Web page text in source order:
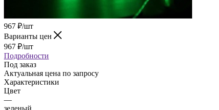
967 ₽/шт
Варианты цен
967 ₽/шт
Подробности
Под заказ
Актуальная цена по запросу
Характеристики
Цвет
—
зеленый